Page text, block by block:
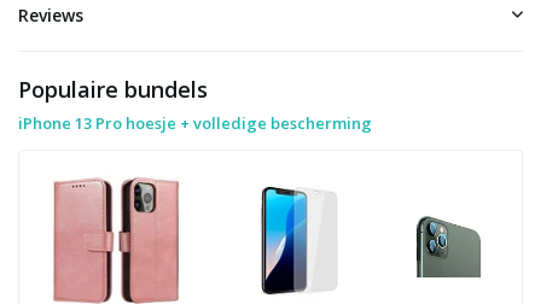
Reviews
Populaire bundels
iPhone 13 Pro hoesje + volledige bescherming